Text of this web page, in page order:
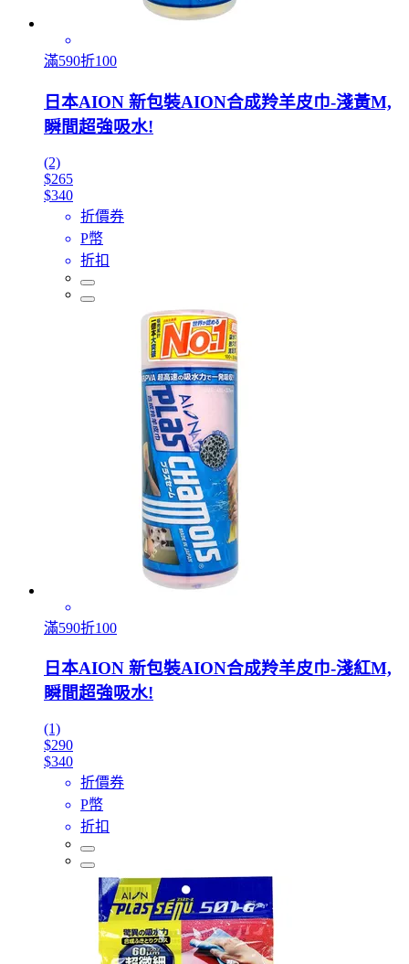
滿590折100
日本AION 新包裝AION合成羚羊皮巾-淺黃M,
瞬間超強吸水!
(2)
$265
$340
折價券
P幣
折扣
滿590折100
日本AION 新包裝AION合成羚羊皮巾-淺紅M,
瞬間超強吸水!
(1)
$290
$340
折價券
P幣
折扣